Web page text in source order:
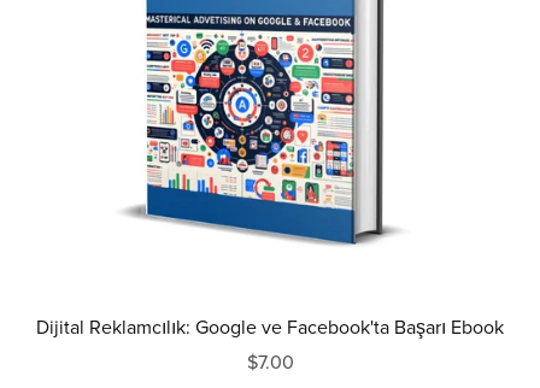
Dijital Reklamcılık: Google ve Facebook'ta Başarı Ebook
$7.00